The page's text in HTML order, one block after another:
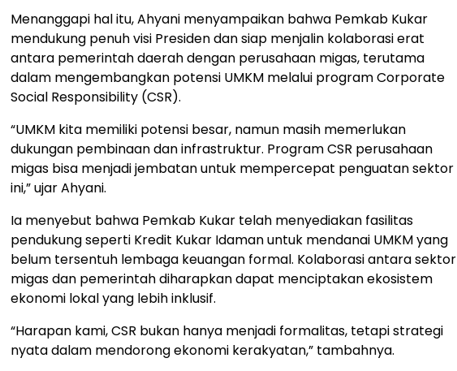
Menanggapi hal itu, Ahyani menyampaikan bahwa Pemkab Kukar
mendukung penuh visi Presiden dan siap menjalin kolaborasi erat
antara pemerintah daerah dengan perusahaan migas, terutama
dalam mengembangkan potensi UMKM melalui program Corporate
Social Responsibility (CSR).
“UMKM kita memiliki potensi besar, namun masih memerlukan
dukungan pembinaan dan infrastruktur. Program CSR perusahaan
migas bisa menjadi jembatan untuk mempercepat penguatan sektor
ini,” ujar Ahyani.
Ia menyebut bahwa Pemkab Kukar telah menyediakan fasilitas
pendukung seperti Kredit Kukar Idaman untuk mendanai UMKM yang
belum tersentuh lembaga keuangan formal. Kolaborasi antara sektor
migas dan pemerintah diharapkan dapat menciptakan ekosistem
ekonomi lokal yang lebih inklusif.
“Harapan kami, CSR bukan hanya menjadi formalitas, tetapi strategi
nyata dalam mendorong ekonomi kerakyatan,” tambahnya.